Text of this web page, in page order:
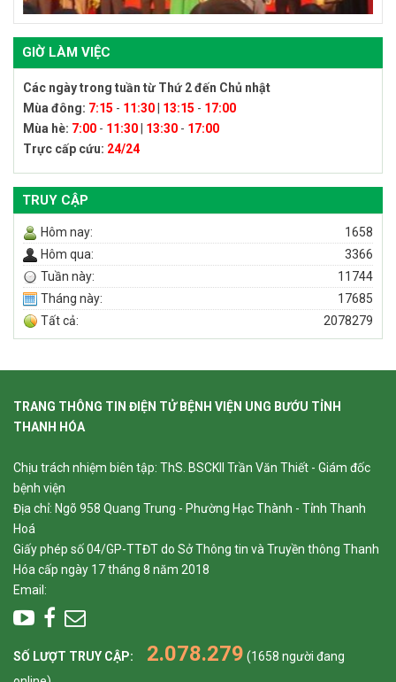
GIỜ LÀM VIỆC
Các ngày trong tuần từ Thứ 2 đến Chủ nhật
Mùa đông: 7:15 - 11:30 13:15 - 17:00
Mùa hè: 7:00 - 11:30 13:30 - 17:00
Trực cấp cứu: 24/24
TRUY CẬP
Hôm nay:
1658
Hôm qua:
3366
Tuần này:
11744
Tháng này:
17685
Tất cả:
2078279
TRANG THÔNG TIN ĐIỆN TỬ BỆNH VIỆN UNG BƯỚU TỈNH
THANH HÓA
Chịu trách nhiệm biên tập: ThS. BSCKII Trần Văn Thiết - Giám đốc
bệnh viện
Địa chỉ: Ngõ 958 Quang Trung - Phường Hạc Thành - Tỉnh Thanh
Hoá
Giấy phép số 04/GP-TTĐT do Sở Thông tin và Truyền thông Thanh
Hóa cấp ngày 17 tháng 8 năm 2018
Email:
SỐ LƯỢT TRUY CẬP: 2.078.279 (1658 người đang